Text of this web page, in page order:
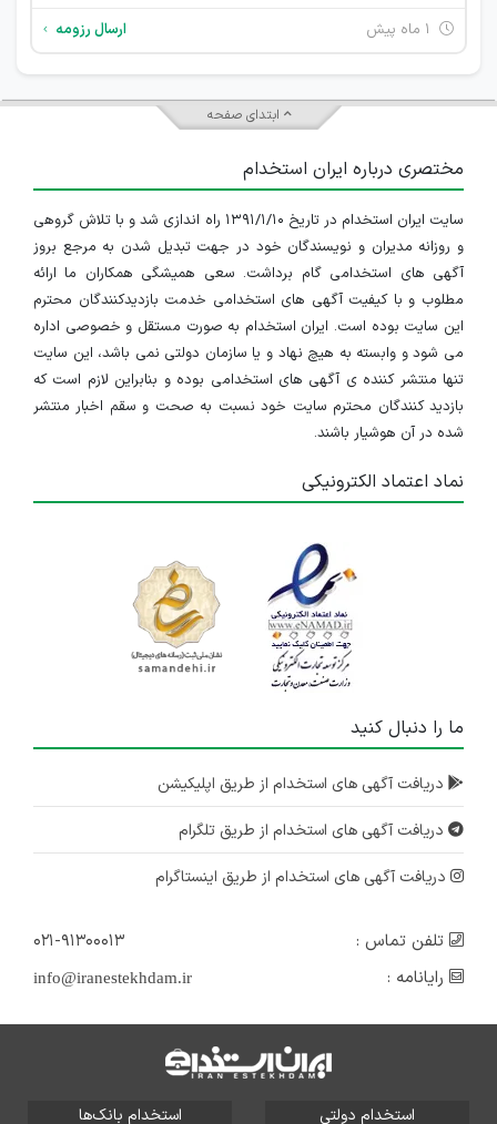
ارسال رزومه
ابتدای صفحه
مختصری درباره ایران استخدام
سایت ایران استخدام در تاریخ ۱۳۹۱/۱/۱۰ راه اندازی شد و با تلاش گروهی
و روزانه مدیران و نویسندگان خود در جهت تبدیل شدن به مرجع بروز
آگهی های استخدامی گام برداشت. سعی همیشگی همکاران ما ارائه
مطلوب و با کیفیت آگهی های استخدامی خدمت بازدیدکنندگان محترم
این سایت بوده است. ایران استخدام به صورت مستقل و خصوصی اداره
می شود و وابسته به هیچ نهاد و یا سازمان دولتی نمی باشد، این سایت
تنها منتشر کننده ی آگهی های استخدامی بوده و بنابراین لازم است که
بازدید کنندگان محترم سایت خود نسبت به صحت و سقم اخبار منتشر
شده در آن هوشیار باشند.
نماد اعتماد الکترونیکی
ما را دنبال کنید
دریافت آگهی های استخدام از طریق اپلیکیشن
دریافت آگهی های استخدام از طریق تلگرام
دریافت آگهی های استخدام از طریق اینستاگرام
تلفن تماس :
۰۲۱-۹۱۳۰۰۰۱۳
رایانامه :
info@iranestekhdam.ir
استخدام دولتی استخدام بانک‌ها